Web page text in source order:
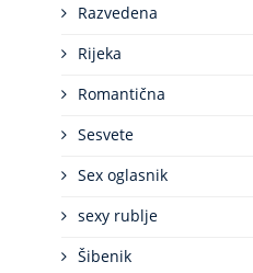
Razvedena
Rijeka
Romantična
Sesvete
Sex oglasnik
sexy rublje
Šibenik